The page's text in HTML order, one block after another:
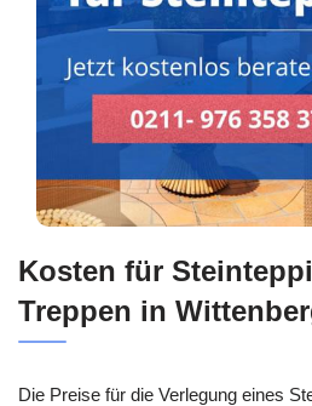
Kosten für
Treppen in
Die Preise für die Verlegung eines